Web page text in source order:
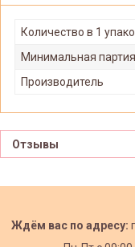
Количество в 1
Минимальная партия
Производитель
Отзывы
Ждём вас по адресу: